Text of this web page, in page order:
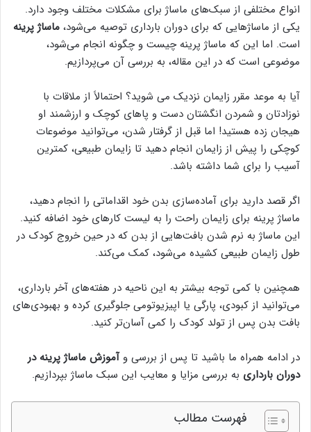
انواع مختلفی از سبک‌های ماساژ برای مشکلات مختلف وجود دارد.
یکی از ماساژ‌هایی که برای دوران بارداری توصیه می‌شود، ماساژ پرینه
است. اما این که ماساژ پرینه چیست و چگونه انجام می‌شود،
موضوعی است که در این مقاله، به بررسی آن می‌پردازیم.
آیا به موعد مقرر زایمان نزدیک می شوید؟ احتمالاً از ملاقات با
نوزادتان و شمردن انگشتان دست و پاهای کوچک و ارزشمند او
هیجان زده هستید! اما قبل از گرفتار شدن، می‌توانید موضوعات
کوچکی را پیش از زایمان انجام دهید تا زایمان طبیعی، کمترین
آسیب را برای شما داشته باشد.
اگر قصد دارید برای آماده‌سازی بدن خود اقداماتی را انجام دهید،
ماساژ پرینه برای زایمان راحت را به لیست کارهای خود اضافه کنید.
این ماساژ به نرم شدن بافت‌هایی از بدن که در حین خروج کودک در
طول زایمان طبیعی کشیده می‌شود، کمک می‌کند.
همچنین با کمی توجه بیشتر به این ناحیه در هفته‌های آخر بارداری،
می‌توانید از کبودی، پارگی یا اپیزیوتومی جلوگیری کرده و بهبودی‌های
بافت بدن پس از تولد کودک را کمی آسان‌تر کنید.
در ادامه همراه ما باشید تا پس از بررسی وآموزش ماساژ پرینه در
دوران بارداری به بررسی مزایا و معایب این سبک ماساژ بپردازیم.
فهرست مطالب